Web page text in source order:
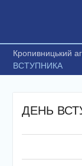
Кропивницький
ВСТУПНИКА
ДЕНЬ